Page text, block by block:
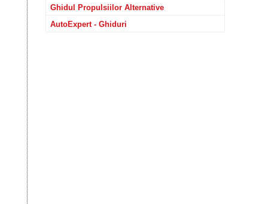
Ghidul Propulsiilor Alternative
AutoExpert - Ghiduri